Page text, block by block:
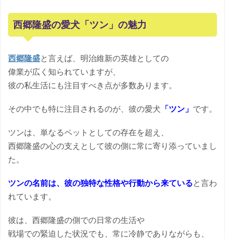
西郷隆盛の愛犬「ツン」の魅力
西郷隆盛と言えば、明治維新の英雄としての
偉業が広く知られていますが、
彼の私生活にも注目すべき点が多数あります。
その中でも特に注目されるのが、彼の愛犬 「ツン」 です。
ツンは、単なるペットとしての存在を超え、
西郷隆盛の心の支えとして彼の側に常に寄り添っていまし
た。
ツンの名前は、彼の独特な性格や行動から来ていると言わ
れています。
彼は、西郷隆盛の側での日常の生活や
戦場での緊迫した状況でも、常に冷静でありながらも、